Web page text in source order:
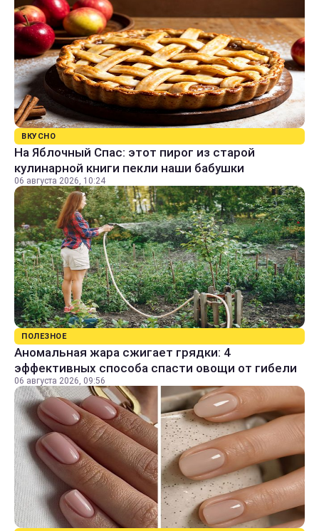
ВКУСНО
На Яблочный Спас: этот пирог из старой
кулинарной книги пекли наши бабушки
06 августа 2026, 10:24
ПОЛЕЗНОЕ
Аномальная жара сжигает грядки: 4
эффективных способа спасти овощи от гибели
06 августа 2026, 09:56